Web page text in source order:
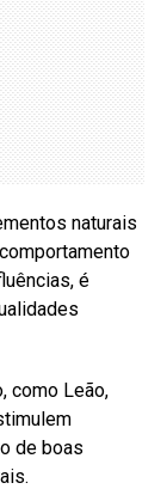
naturais
é
como Leão,
de boas